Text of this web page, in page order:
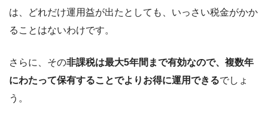
は、どれだけ運用益が出たとしても、いっさい税金がかか
ることはないわけです。
さらに、その非課税は最大5年間まで有効なので、複数年
にわたって保有することでよりお得に運用できるでしょ
う。